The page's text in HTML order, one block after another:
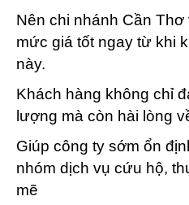
Nên chi nhánh Cần
mức giá tốt ngay từ khi
này.
Khách hàng không chỉ
lượng mà còn hài lòng
Giúp công ty sớm ổn
nhóm dịch vụ cứu hộ,
mẽ